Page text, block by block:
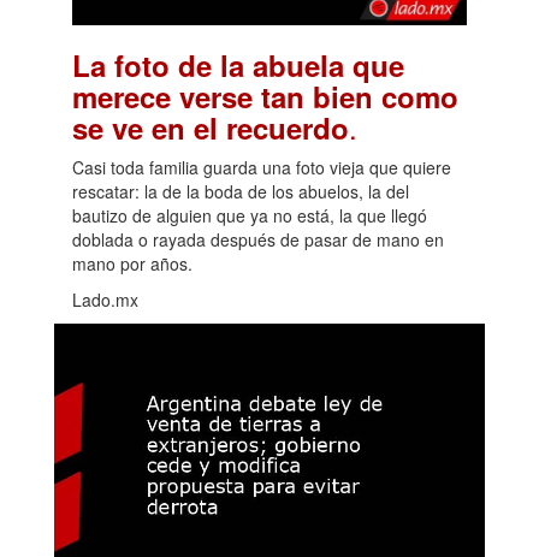
La foto de la abuela que
merece verse tan bien como
se ve en el recuerdo.
Casi toda familia guarda una foto vieja que quiere
rescatar: la de la boda de los abuelos, la del
bautizo de alguien que ya no está, la que llegó
doblada o rayada después de pasar de mano en
mano por años.
Lado.mx